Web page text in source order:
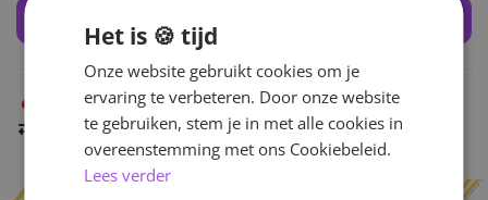
Niet op voorraadin Arnhem
Indien op voorraadbinnen 2 werkdagenverzonden
Het is 🍪 tijd
Onze website gebruikt cookies om je
ervaring te verbeteren. Door onze website
te gebruiken, stem je in met alle cookies in
overeenstemming met ons Cookiebeleid.
Lees verder